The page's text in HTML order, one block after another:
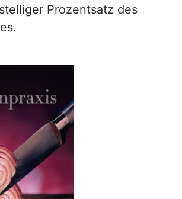
Prozentsatz des